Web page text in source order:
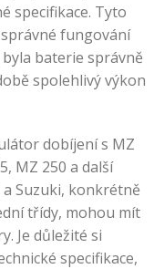
specifikace. Tyto
fungování
baterie správně
spolehlivý výkon
dobíjení s MZ
MZ 250 a další
Suzuki, konkrétně
třídy, mohou mít
Je důležité si
specifikace,